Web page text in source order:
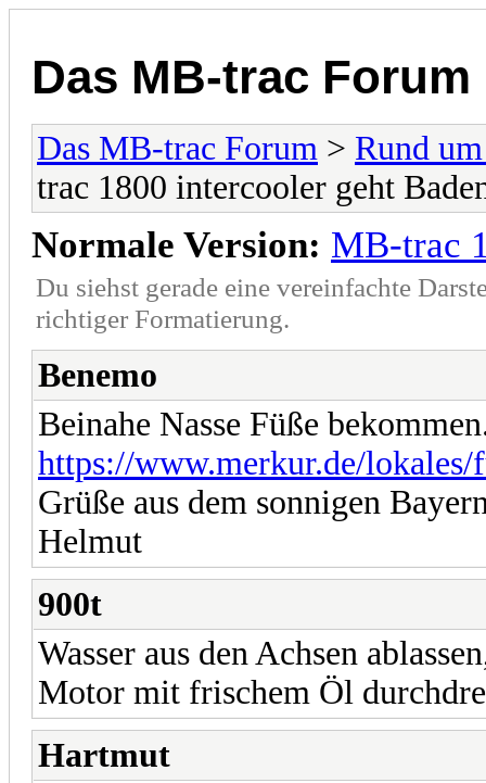
Das MB-trac Forum
Das MB-trac Forum > Rund
trac 1800 intercooler geht
Normale Version: MB-trac
Du siehst gerade eine vereinfachte
richtiger Formatierung.
Benemo
Beinahe Nasse Füße
https://www.merkur.de/
Grüße aus dem sonnigen
Helmut
900t
Wasser aus den Achsen
Motor mit frischem Öl
Hartmut